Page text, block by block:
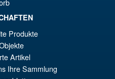
Scale Action Figure
Produkte
Artikel
Ihre Sammlung